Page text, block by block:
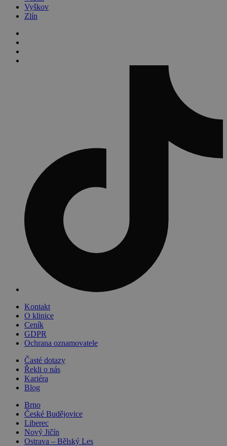
Vyškov
Zlín
Kontakt
O klinice
Ceník
GDPR
Ochrana oznamovatele
Časté dotazy
Řekli o nás
Kariéra
Blog
Brno
České Budějovice
Liberec
Nový Jičín
Ostrava – Bělský Les